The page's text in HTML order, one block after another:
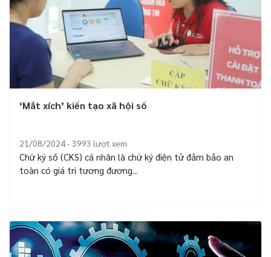
‘Mắt xích’ kiến tạo xã hội số
21/08/2024 - 3993 lượt xem
Chữ ký số (CKS) cá nhân là chữ ký điện tử đảm bảo an
toàn có giá trị tương đương...